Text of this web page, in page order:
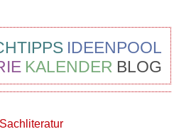
IDEENPOOL
BLOG
KALENDER
Sachliteratur